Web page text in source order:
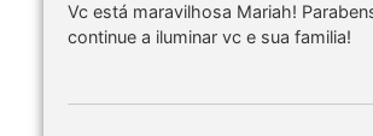
Vc está maravilhosa Mariah!
continue a iluminar vc e sua familia!